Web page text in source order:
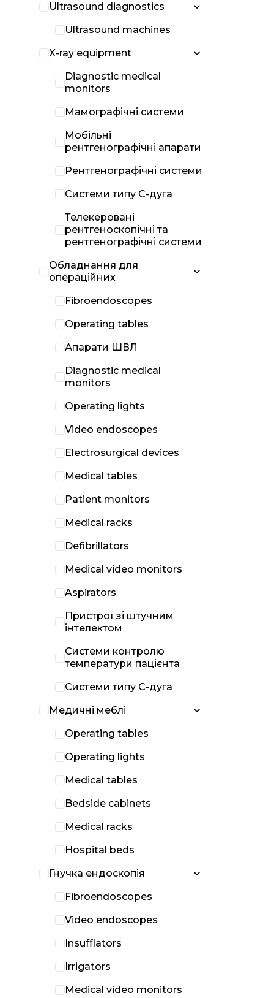
Ultrasound diagnostics
Ultrasound machines
X-ray equipment
Diagnostic medical
monitors
Мамографічні системи
Мобільні
рентгенографічні апарати
Рентгенографічні системи
Системи типу С-дуга
Телекеровані
рентгеноскопічні та
рентгенографічні системи
Обладнання для
операційних
Fibroendoscopes
Operating tables
Апарати ШВЛ
Diagnostic medical
monitors
Operating lights
Video endoscopes
Electrosurgical devices
Medical tables
Patient monitors
Medical racks
Defibrillators
Medical video monitors
Aspirators
Пристрої зі штучним
інтелектом
Системи контролю
температури пацієнта
Системи типу С-дуга
Медичні меблі
Operating tables
Operating lights
Medical tables
Bedside cabinets
Medical racks
Hospital beds
Гнучка ендоскопія
Fibroendoscopes
Video endoscopes
Insufflators
Irrigators
Medical video monitors